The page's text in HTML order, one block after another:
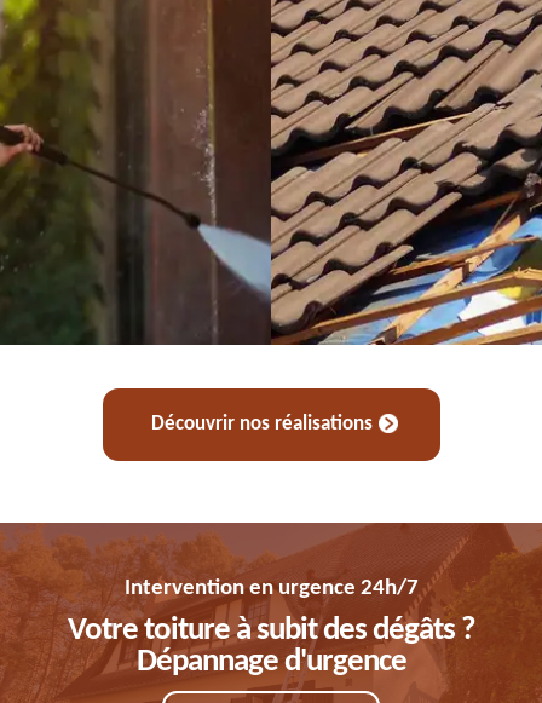
Découvrir nos réalisations
Intervention en urgence 24h/7
Votre toiture à subit des dégâts ?
Dépannage d'urgence